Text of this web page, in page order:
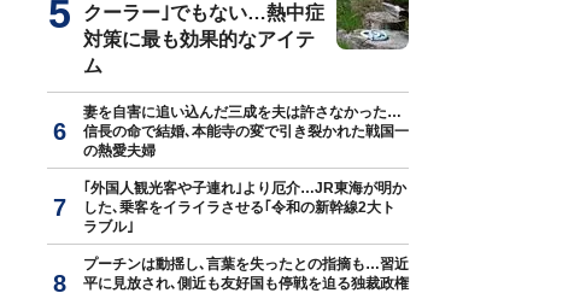
クーラー｣でもない…熱中症
対策に最も効果的なアイテ
ム
妻を自害に追い込んだ三成を夫は許さなかった…
信長の命で結婚､本能寺の変で引き裂かれた戦国一
の熱愛夫婦
｢外国人観光客や子連れ｣より厄介…JR東海が明か
した､乗客をイライラさせる｢令和の新幹線2大ト
ラブル｣
プーチンは動揺し､言葉を失ったとの指摘も…習近
平に見放され､側近も友好国も停戦を迫る独裁政権